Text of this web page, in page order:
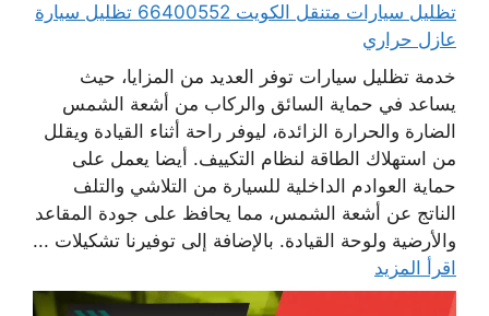
تظليل سيارات متنقل الكويت 66400552 تظليل سيارة
عازل حراري
خدمة تظليل سيارات توفر العديد من المزايا، حيث
يساعد في حماية السائق والركاب من أشعة الشمس
الضارة والحرارة الزائدة، ليوفر راحة أثناء القيادة ويقلل
من استهلاك الطاقة لنظام التكييف. أيضا يعمل على
حماية العوادم الداخلية للسيارة من التلاشي والتلف
الناتج عن أشعة الشمس، مما يحافظ على جودة المقاعد
والأرضية ولوحة القيادة. بالإضافة إلى توفيرنا تشكيلات ...
اقرأ المزيد